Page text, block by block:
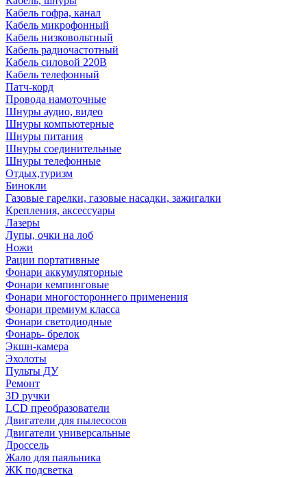
Кабель гофра, канал
Кабель микрофонный
Кабель низковольтный
Кабель радиочастотный
Кабель силовой 220В
Кабель телефонный
Патч-корд
Провода намоточные
Шнуры аудио, видео
Шнуры компьютерные
Шнуры питания
Шнуры соединительные
Шнуры телефонные
Отдых,туризм
Бинокли
Газовые гарелки, газовые насадки, зажигалки
Крепления, аксессуары
Лазеры
Лупы, очки на лоб
Ножи
Рации портативные
Фонари аккумуляторные
Фонари кемпинговые
Фонари многостороннего применения
Фонари премиум класса
Фонари светодиодные
Фонарь- брелок
Экшн-камера
Эхолоты
Пульты ДУ
Ремонт
3D ручки
LCD преобразователи
Двигатели для пылесосов
Двигатели универсальные
Дроссель
Жало для паяльника
ЖК подсветка